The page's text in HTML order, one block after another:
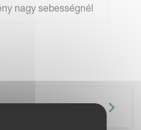
nagy sebességnél